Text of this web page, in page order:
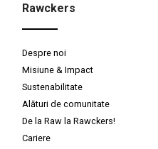
Rawckers
Despre noi
Misiune & Impact
Sustenabilitate
Alături de comunitate
De la Raw la Rawckers!
Cariere